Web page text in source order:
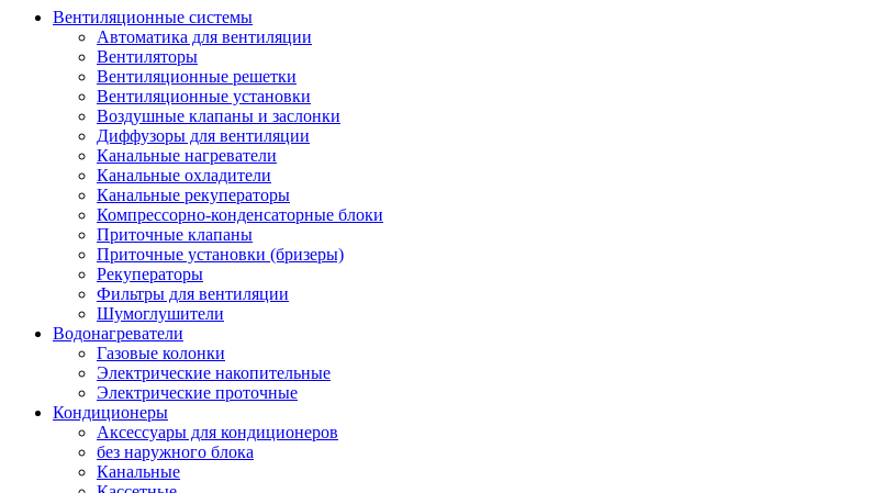
Вентиляционные системы
Автоматика для вентиляции
Вентиляторы
Вентиляционные решетки
Вентиляционные установки
Воздушные клапаны и заслонки
Диффузоры для вентиляции
Канальные нагреватели
Канальные охладители
Канальные рекуператоры
Компрессорно-конденсаторные блоки
Приточные клапаны
Приточные установки (бризеры)
Рекуператоры
Фильтры для вентиляции
Шумоглушители
Водонагреватели
Газовые колонки
Электрические накопительные
Электрические проточные
Кондиционеры
Аксессуары для кондиционеров
без наружного блока
Канальные